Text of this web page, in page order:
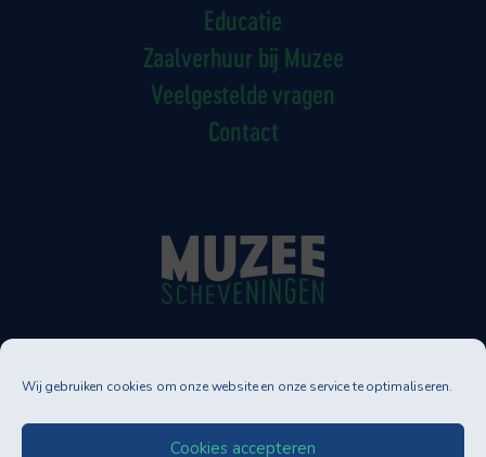
Wij gebruiken cookies om onze website en onze service te optimaliseren.
Cookies accepteren
Neptunusstraat 90-92
Tel. 070-3500830
info@muzee.nl
Educatie
Zaalverhuur bij Muzee
Veelgestelde vragen
Contact